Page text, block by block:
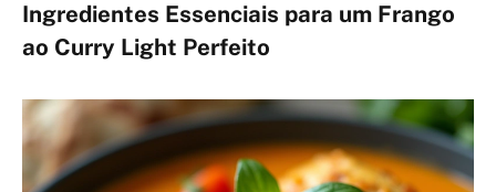
Ingredientes Essenciais para um Frango
ao Curry Light Perfeito